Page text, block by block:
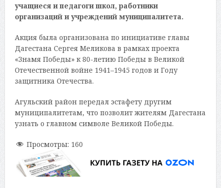
учащиеся и педагоги школ, работники
организаций и учреждений муниципалитета.
Акция была организована по инициативе главы
Дагестана Сергея Меликова в рамках проекта
«Знамя Победы» к 80-летию Победы в Великой
Отечественной войне 1941–1945 годов и Году
защитника Отечества.
Агульский район передал эстафету другим
муниципалитетам, что позволит жителям Дагестана
узнать о главном символе Великой Победы.
Просмотры: 160